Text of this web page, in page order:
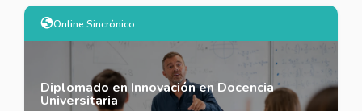
Online Sincrónico
Diplomado en Innovación en Docencia
Universitaria